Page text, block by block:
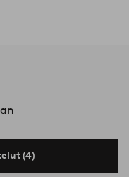
(4)